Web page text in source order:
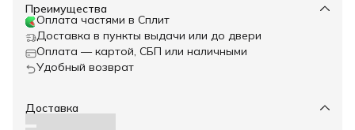
Преимущества
Оплата частями в Сплит
Доставка в пункты выдачи или до двери
Оплата — картой, СБП или наличными
Удобный возврат
Доставка